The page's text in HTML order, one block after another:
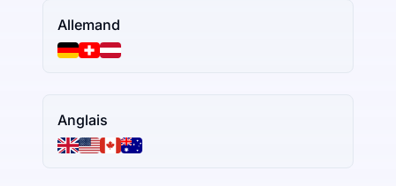
Allemand
Anglais